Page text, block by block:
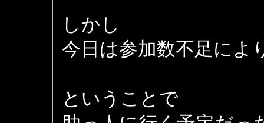
しかし
今日は参加数不足によ
ということで